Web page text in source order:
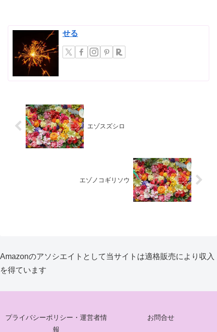
せる
エゾスズシロ
エゾノコギリソウ
Amazonのアソシエイトとして当サイトは適格販売により収入
を得ています
プライバシーポリシー・運営者情
報
お問合せ